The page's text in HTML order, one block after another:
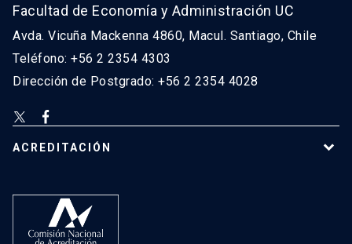
Facultad de Economía y Administración UC
Avda. Vicuña Mackenna 4860, Macul. Santiago, Chile
Teléfono: +56 2 2354 4303
Dirección de Postgrado: +56 2 2354 4028
ACREDITACIÓN